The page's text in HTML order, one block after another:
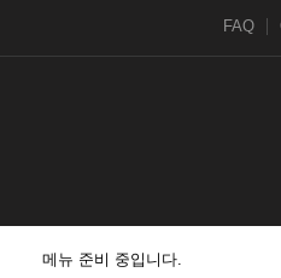
FAQ
메뉴 준비 중입니다.